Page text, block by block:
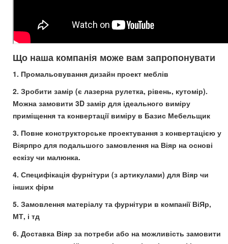
Що наша компанія може вам запропонувати
1. Промальовування дизайн проект меблів
2. Зробити замір (є лазерна рулетка, рівень, кутомір).
Можна замовити 3D замір для ідеального виміру
приміщення та конвертації виміру в Базис Мебельщик
3. Повне конструкторське проектування з конвертацією у
Віярпро для подальшого замовлення на Віяр на основі
ескізу чи малюнка.
4. Специфікація фурнітури (з артикулами) для Віяр чи
інших фірм
5. Замовлення матеріалу та фурнітури в компанії ВіЯр,
МТ, і тд
6. Доставка Віяр за потреби або на можливість замовити